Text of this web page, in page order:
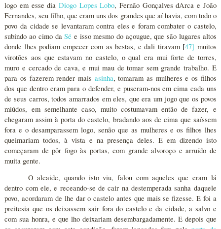
logo em esse diaDiogo Lopes Lobo, Fernão Gonçalves dArca e João
Fernandes, seu filho, que eram uns dos grandes que aí havia, com todo o
povo da cidade se levantaram contra eles e foram combater o castelo,
subindo ao cimo daSé e isso mesmo do açougue, que são lugares altos
donde lhes podiam empecer com as bestas, e dali tiravam [47] muitos
virotões aos que estavam no castelo, o qual era mui forte de torres,
muro e cercado de cava, e mui mau de tomar sem grande trabalho. E
para os fazerem render mais asinha, tomaram as mulheres e os filhos
dos que dentro eram para o defender, e puseram-nos em cima cada uns
de seus carros, todos amarrados em eles, que era um jogo que os povos
miúdos, em semelhante caso, muito costumavam então de fazer, e
chegaram assim à porta do castelo, bradando aos de cima que saíssem
fora e o desamparassem logo, senão que as mulheres e os filhos lhes
queimariam todos, à vista e na presença deles. E em dizendo isto
começaram de pôr fogo às portas, com grande alvoroço e arruído de
muita gente.
O alcaide, quando isto viu, falou com aqueles que eram lá
dentro com ele, e receando-se de cair na destemperada sanha daquele
povo, acordaram de lhe dar o castelo antes que mais se fizesse. E foi a
preitesia que os deixassem sair fora do castelo e da cidade, a salvo e
com sua honra, e que lho deixariam desembargadamente. E depois que